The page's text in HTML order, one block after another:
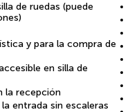
de ruedas (puede
y para la compra de
en silla de
la recepción
entrada sin escaleras